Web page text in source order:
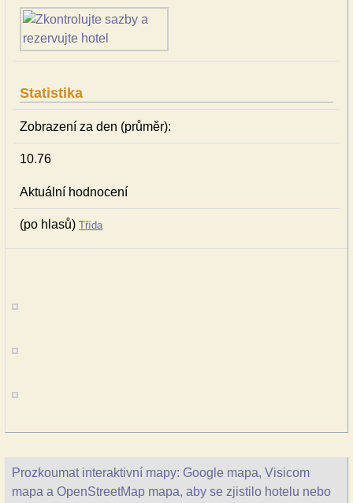
Statistika
Zobrazení za den (průměr):
10.76
Aktuální hodnocení
(po hlasů) Třída
Prozkoumat interaktivní mapy: Google mapa, Visicom
mapa a OpenStreetMap mapa, aby se zjistilo hotelu nebo